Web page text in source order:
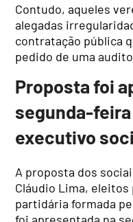
Contudo, aqueles
alegadas
contratação pública
pedido de uma
Proposta foi
segunda-
executivo
A proposta dos
Cláudio Lima, eleitos
partidária formada